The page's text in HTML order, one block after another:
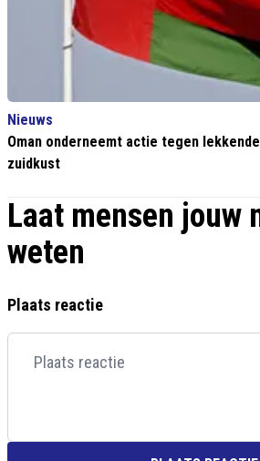
Nieuws
Oman onderneemt actie tegen
zuidkust
Laat mensen jouw
weten
Plaats reactie